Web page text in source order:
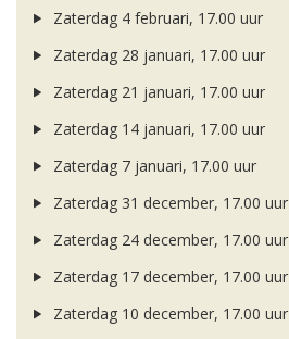
Zaterdag 4 februari, 17.00 uur
Zaterdag 28 januari, 17.00 uur
Zaterdag 21 januari, 17.00 uur
Zaterdag 14 januari, 17.00 uur
Zaterdag 7 januari, 17.00 uur
Zaterdag 31 december, 17.00 uur
Zaterdag 24 december, 17.00 uur
Zaterdag 17 december, 17.00 uur
Zaterdag 10 december, 17.00 uur